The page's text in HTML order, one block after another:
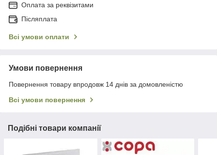
Оплата за реквізитами
Післяплата
Всі умови оплати
Умови повернення
Повернення товару впродовж 14 днів за домовленістю
Всі умови повернення
Подібні товари компанії